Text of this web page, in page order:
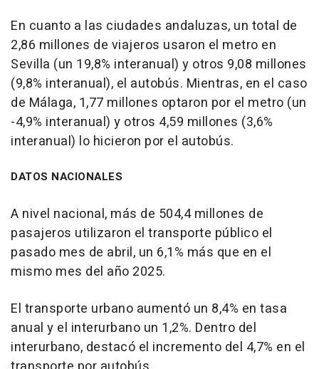
En cuanto a las ciudades andaluzas, un total de
2,86 millones de viajeros usaron el metro en
Sevilla (un 19,8% interanual) y otros 9,08 millones
(9,8% interanual), el autobús. Mientras, en el caso
de Málaga, 1,77 millones optaron por el metro (un
-4,9% interanual) y otros 4,59 millones (3,6%
interanual) lo hicieron por el autobús.
DATOS NACIONALES
A nivel nacional, más de 504,4 millones de
pasajeros utilizaron el transporte público el
pasado mes de abril, un 6,1% más que en el
mismo mes del año 2025.
El transporte urbano aumentó un 8,4% en tasa
anual y el interurbano un 1,2%. Dentro del
interurbano, destacó el incremento del 4,7% en el